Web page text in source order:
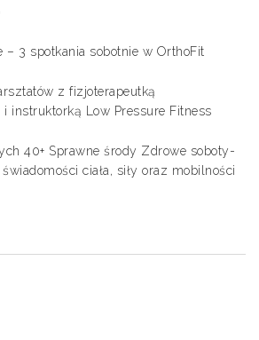
– 3 spotkania sobotnie w OrthoFit
z fizjoterapeutką
instruktorką Low Pressure Fitness
40+ Sprawne środy Zdrowe soboty-
ciała, siły oraz mobilności